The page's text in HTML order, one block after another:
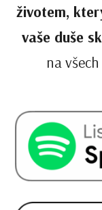
životem,
vaše duše
na